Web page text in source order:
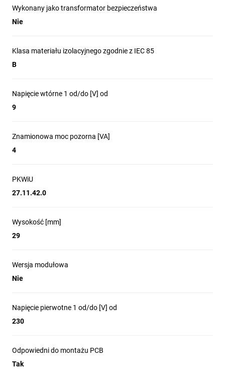
Wykonany jako transformator bezpieczeństwa
Nie
Klasa materiału izolacyjnego zgodnie z IEC 85
B
Napięcie wtórne 1 od/do [V] od
9
Znamionowa moc pozorna [VA]
4
PKWiU
27.11.42.0
Wysokość [mm]
29
Wersja modułowa
Nie
Napięcie pierwotne 1 od/do [V] od
230
Odpowiedni do montażu PCB
Tak